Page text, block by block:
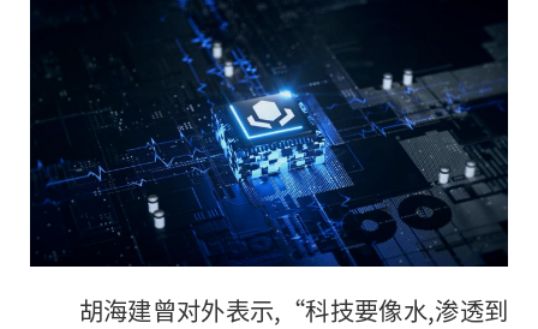
胡海建曾对外表示,“科技要像水,渗透到